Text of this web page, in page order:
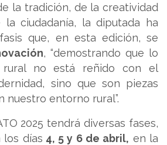
la tradición, de la creatividad
ciudadanía, la diputada ha
que, en esta edición, se
, “demostrando que lo
no está reñido con el
sino que son piezas
nuestro entorno rural”.
2025 tendrá diversas fases,
los días 4, 5 y 6 de abril, en la